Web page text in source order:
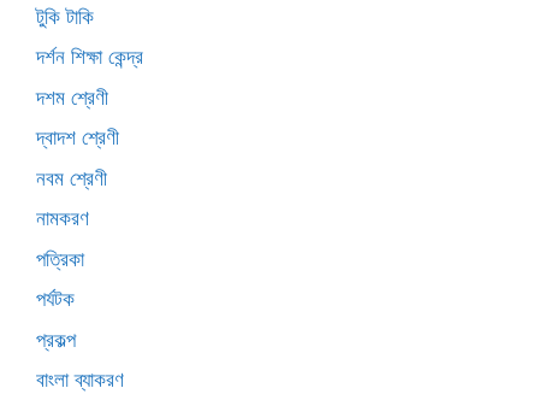
টুকি টাকি
দর্শন শিক্ষা কেন্দ্র
দশম শ্রেণী
দ্বাদশ শ্রেণী
নবম শ্রেণী
নামকরণ
পত্রিকা
পর্যটক
প্রকল্প
বাংলা ব্যাকরণ